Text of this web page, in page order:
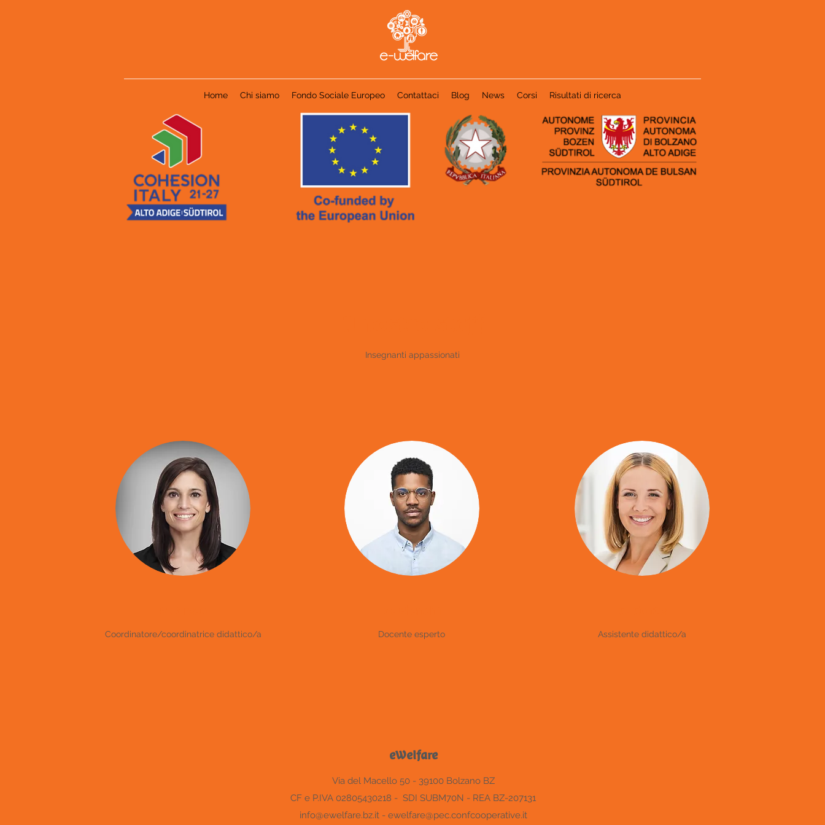
Home Chi siamo Fondo Sociale Europeo Contattaci Blog News Corsi Risultati di ricerca
Insegnanti appassionati
Coordinatore/coordinatrice didattico/a Docente esperto Assistente didattico/a
eWelfare
Via del Macello 50 - 39100 Bolzano BZ
CF e P.IVA 02805430218 - SDI SUBM70N - REA BZ-207131
info@ewelfare.bz.it- ewelfare@pec.confcooperative.it